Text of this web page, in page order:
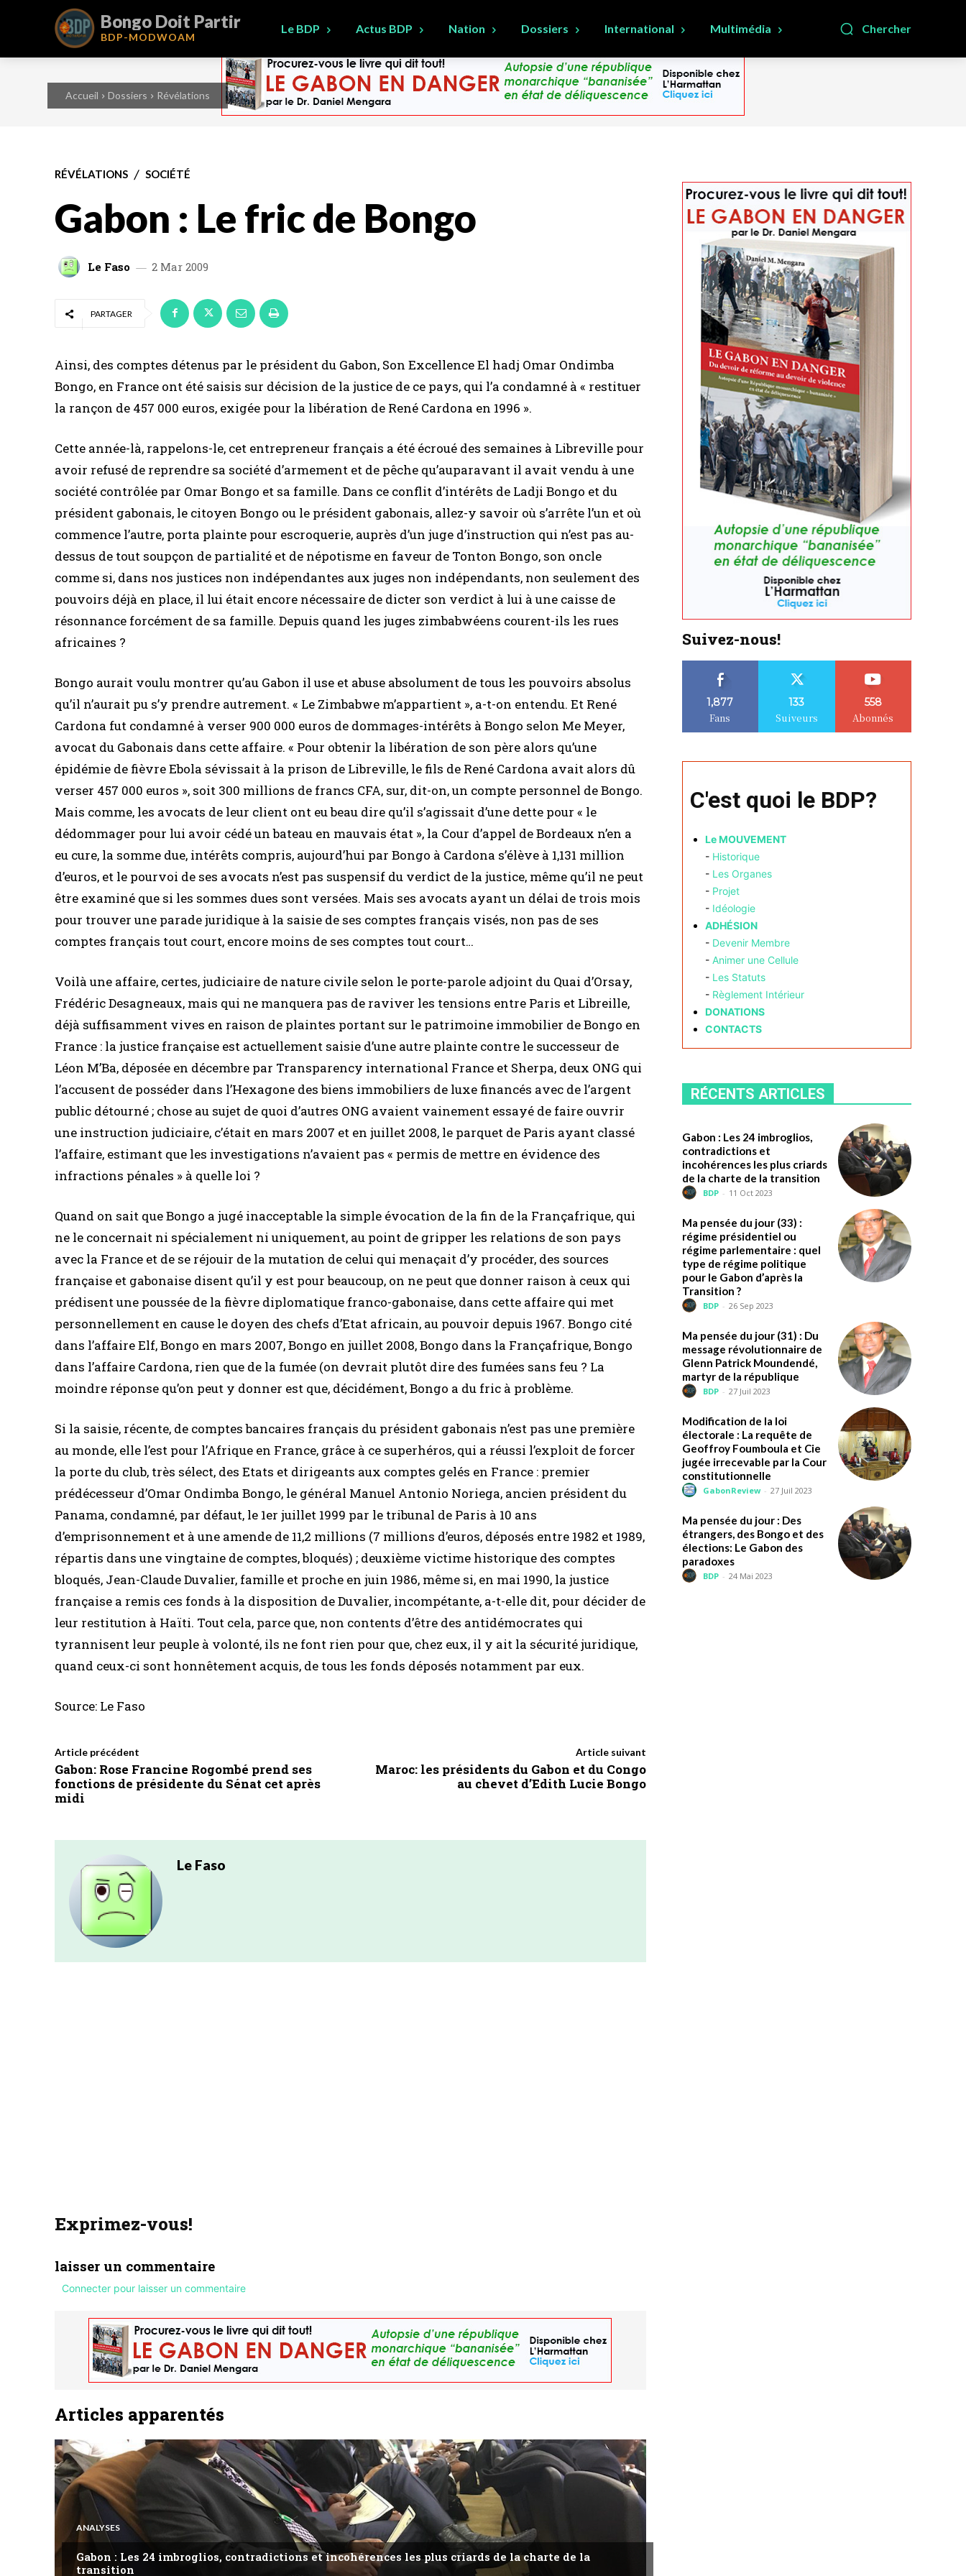
Bongo Doit Partir
BDP-MODWOAM
Chercher
Le BDP Actus BDP Nation Dossiers International Multimédia
Accueil Dossiers Révélations
RÉVÉLATIONS SOCIÉTÉ
Gabon : Le fric de Bongo
Le Faso 2 Mar 2009
PARTAGER
Ainsi, des comptes détenus par le président du Gabon, Son Excellence El hadj Omar Ondimba
Bongo, en France ont été saisis sur décision de la justice de ce pays, qui l’a condamné à « restituer
la rançon de 457 000 euros, exigée pour la libération de René Cardona en 1996 ».
Cette année-là, rappelons-le, cet entrepreneur français a été écroué des semaines à Libreville pour
avoir refusé de reprendre sa société d’armement et de pêche qu’auparavant il avait vendu à une
société contrôlée par Omar Bongo et sa famille. Dans ce conflit d’intérêts de Ladji Bongo et du
président gabonais, le citoyen Bongo ou le président gabonais, allez-y savoir où s’arrête l’un et où
commence l’autre, porta plainte pour escroquerie, auprès d’un juge d’instruction qui n’est pas au-
dessus de tout soupçon de partialité et de népotisme en faveur de Tonton Bongo, son oncle
comme si, dans nos justices non indépendantes aux juges non indépendants, non seulement des
pouvoirs déjà en place, il lui était encore nécessaire de dicter son verdict à lui à une caisse de
résonnance forcément de sa famille. Depuis quand les juges zimbabwéens courent-ils les rues
africaines ?
Bongo aurait voulu montrer qu’au Gabon il use et abuse absolument de tous les pouvoirs absolus
qu’il n’aurait pu s’y prendre autrement. « Le Zimbabwe m’appartient », a-t-on entendu. Et René
Cardona fut condamné à verser 900 000 euros de dommages-intérêts à Bongo selon Me Meyer,
avocat du Gabonais dans cette affaire. « Pour obtenir la libération de son père alors qu’une
épidémie de fièvre Ebola sévissait à la prison de Libreville, le fils de René Cardona avait alors dû
verser 457 000 euros », soit 300 millions de francs CFA, sur, dit-on, un compte personnel de Bongo.
Mais comme, les avocats de leur client ont eu beau dire qu’il s’agissait d’une dette pour « le
dédommager pour lui avoir cédé un bateau en mauvais état », la Cour d’appel de Bordeaux n’en a
eu cure, la somme due, intérêts compris, aujourd’hui par Bongo à Cardona s’élève à 1,131 million
d’euros, et le pourvoi de ses avocats n’est pas suspensif du verdict de la justice, même qu’il ne peut
être examiné que si les sommes dues sont versées. Mais ses avocats ayant un délai de trois mois
pour trouver une parade juridique à la saisie de ses comptes français visés, non pas de ses
comptes français tout court, encore moins de ses comptes tout court…
Voilà une affaire, certes, judiciaire de nature civile selon le porte-parole adjoint du Quai d’Orsay,
Frédéric Desagneaux, mais qui ne manquera pas de raviver les tensions entre Paris et Libreille,
déjà suffisamment vives en raison de plaintes portant sur le patrimoine immobilier de Bongo en
France : la justice française est actuellement saisie d’une autre plainte contre le successeur de
Léon M’Ba, déposée en décembre par Transparency international France et Sherpa, deux ONG qui
l’accusent de posséder dans l’Hexagone des biens immobiliers de luxe financés avec de l’argent
public détourné ; chose au sujet de quoi d’autres ONG avaient vainement essayé de faire ouvrir
une instruction judiciaire, c’était en mars 2007 et en juillet 2008, le parquet de Paris ayant classé
l’affaire, estimant que les investigations n’avaient pas « permis de mettre en évidence des
infractions pénales » à quelle loi ?
Quand on sait que Bongo a jugé inacceptable la simple évocation de la fin de la Françafrique, qui
ne le concernait ni spécialement ni uniquement, au point de gripper les relations de son pays
avec la France et de se réjouir de la mutation de celui qui menaçait d’y procéder, des sources
française et gabonaise disent qu’il y est pour beaucoup, on ne peut que donner raison à ceux qui
prédisent une poussée de la fièvre diplomatique franco-gabonaise, dans cette affaire qui met
personnellement en cause le doyen des chefs d’Etat africain, au pouvoir depuis 1967. Bongo cité
dans l’affaire Elf, Bongo en mars 2007, Bongo en juillet 2008, Bongo dans la Françafrique, Bongo
dans l’affaire Cardona, rien que de la fumée (on devrait plutôt dire des fumées sans feu ? La
moindre réponse qu’on peut y donner est que, décidément, Bongo a du fric à problème.
Si la saisie, récente, de comptes bancaires français du président gabonais n’est pas une première
au monde, elle l’est pour l’Afrique en France, grâce à ce superhéros, qui a réussi l’exploit de forcer
la porte du club, très sélect, des Etats et dirigeants aux comptes gelés en France : premier
prédécesseur d’Omar Ondimba Bongo, le général Manuel Antonio Noriega, ancien président du
Panama, condamné, par défaut, le 1er juillet 1999 par le tribunal de Paris à 10 ans
d’emprisonnement et à une amende de 11,2 millions (7 millions d’euros, déposés entre 1982 et 1989,
répartis dans une vingtaine de comptes, bloqués) ; deuxième victime historique des comptes
bloqués, Jean-Claude Duvalier, famille et proche en juin 1986, même si, en mai 1990, la justice
française a remis ces fonds à la disposition de Duvalier, incompétante, a-t-elle dit, pour décider de
leur restitution à Haïti. Tout cela, parce que, non contents d’être des antidémocrates qui
tyrannisent leur peuple à volonté, ils ne font rien pour que, chez eux, il y ait la sécurité juridique,
quand ceux-ci sont honnêtement acquis, de tous les fonds déposés notamment par eux.
Source: Le Faso
Article précédent
Gabon: Rose Francine Rogombé prend ses
fonctions de présidente du Sénat cet après
midi
Article suivant
Maroc: les présidents du Gabon et du Congo
au chevet d’Edith Lucie Bongo
Le Faso
Exprimez-vous!
laisser un commentaire
Connecter pour laisser un commentaire
Articles apparentés
ANALYSES
Gabon : Les 24 imbroglios, contradictions et incohérences les plus criards de la charte de la
transition
Suivez-nous!
1,877
Fans
133
Suiveurs
558
Abonnés
C'est quoi le BDP?
Le MOUVEMENT
- Historique
- Les Organes
- Projet
- Idéologie
ADHÉSION
- Devenir Membre
- Animer une Cellule
- Les Statuts
- Règlement Intérieur
DONATIONS
CONTACTS
RÉCENTS ARTICLES
Gabon : Les 24 imbroglios,
contradictions et
incohérences les plus criards
de la charte de la transition
BDP - 11 Oct 2023
Ma pensée du jour (33) :
régime présidentiel ou
régime parlementaire : quel
type de régime politique
pour le Gabon d’après la
Transition ?
BDP - 26 Sep 2023
Ma pensée du jour (31) : Du
message révolutionnaire de
Glenn Patrick Moundendé,
martyr de la république
BDP - 27 Juil 2023
Modification de la loi
électorale : La requête de
Geoffroy Foumboula et Cie
jugée irrecevable par la Cour
constitutionnelle
GabonReview - 27 Juil 2023
Ma pensée du jour : Des
étrangers, des Bongo et des
élections: Le Gabon des
paradoxes
BDP - 24 Mai 2023